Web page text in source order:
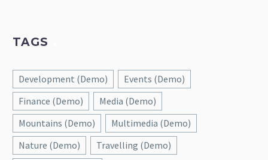
TAGS
Development (Demo)
Events (Demo)
Finance (Demo)
Media (Demo)
Mountains (Demo)
Multimedia (Demo)
Nature (Demo)
Travelling (Demo)